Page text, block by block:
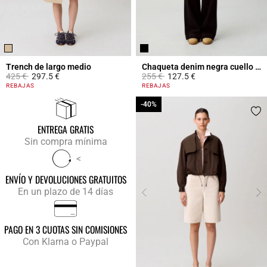
Trench de largo medio
Price reduced from
425 €to297.5 €
5 out of 5 Customer Rating
REBAJAS
Chaqueta denim negra cuello vareuse
Price reduced from
255 €to127.5 €
4,3 out of 5 Customer Rating
REBAJAS
ENTREGA GRATIS
Sin compra mínima
<
ENVÍO Y DEVOLUCIONES GRATUITOS
En un plazo de 14 días
PAGO EN 3 CUOTAS SIN COMISIONES
Con Klarna o Paypal
-40%
-40%